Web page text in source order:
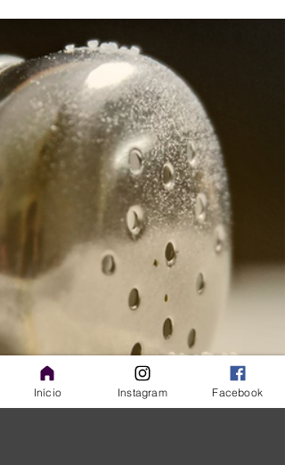
exige atenção redobrada. Pular carnaval
durante a gestação pode ser possível em
alguns casos, desde que a mulher esteja
saudável e siga orientações médicas.
Cada gravidez é única, e o que é seguro
para uma gestante pode não ser para
outra. Avaliação médica é fundamental
Antes de qualquer atividade mais
o ideal é conversar com o obstetra.
Gestantes com gravidez de baixo risco
geralmente pod
Início Instagram Facebook